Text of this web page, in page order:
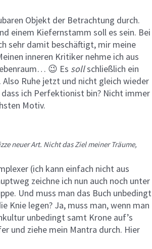
Objekt der Betrachtung durch.
einem Kiefernstamm soll es sein. Bei
sehr damit beschäftigt, mir meine
inneren Kritiker nehme ich aus
😉 Es sollschließlich ein
Ruhe jetzt und nicht gleich wieder
ich Perfektionist bin? Nicht immer
Motiv.
neuer Art. Nicht das Ziel meiner Träume,
(ich kann einfach nicht aus
zeichne ich nun auch noch unter
Und muss man das Buch unbedingt
Knie legen? Ja, muss man, wenn man
unbedingt samt Krone auf’s
und ziehe mein Mantra durch. Hier